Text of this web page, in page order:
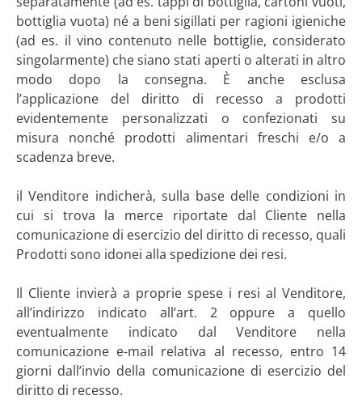
bottiglia vuota) né a beni sigillati per ragioni igieniche
(ad es. il vino contenuto nelle bottiglie, considerato
singolarmente) che siano stati aperti o alterati in altro
modo dopo la consegna. È anche esclusa
l’applicazione del diritto di recesso a prodotti
evidentemente personalizzati o confezionati su
misura nonché prodotti alimentari freschi e/o a
scadenza breve.
il Venditore indicherà, sulla base delle condizioni in
cui si trova la merce riportate dal Cliente nella
comunicazione di esercizio del diritto di recesso, quali
Prodotti sono idonei alla spedizione dei resi.
Il Cliente invierà a proprie spese i resi al Venditore,
all’indirizzo indicato all’art. 2 oppure a quello
eventualmente indicato dal Venditore nella
comunicazione e-mail relativa al recesso, entro 14
giorni dall’invio della comunicazione di esercizio del
diritto di recesso.